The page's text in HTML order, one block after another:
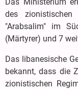
des
"Arabsalim" im
(Märtyrer) und 7
Das libanesische
bekannt, dass die
zionistischen